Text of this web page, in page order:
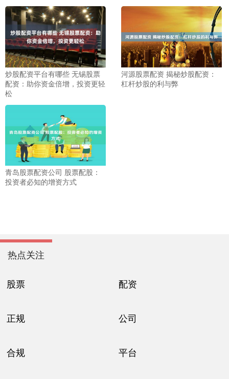
炒股配资平台有哪些 无锡股票
配资：助你资金倍增，投资更轻
松
河源股票配资 揭秘炒股配资：
杠杆炒股的利与弊
青岛股票配资公司 股票配股：
投资者必知的增资方式
热点关注
股票 配资
正规 公司
合规 平台